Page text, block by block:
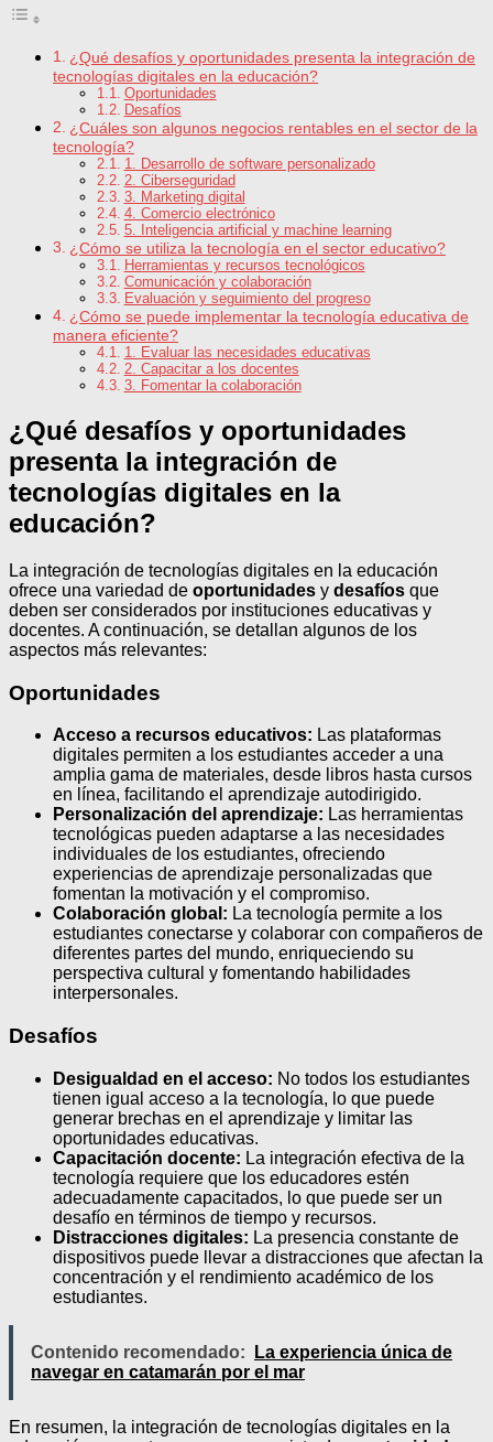
¿Qué desafíos y oportunidades presenta la integración de
tecnologías digitales en la educación?
Oportunidades
Desafíos
¿Cuáles son algunos negocios rentables en el sector de la
tecnología?
1. Desarrollo de software personalizado
2. Ciberseguridad
3. Marketing digital
4. Comercio electrónico
5. Inteligencia artificial y machine learning
¿Cómo se utiliza la tecnología en el sector educativo?
Herramientas y recursos tecnológicos
Comunicación y colaboración
Evaluación y seguimiento del progreso
¿Cómo se puede implementar la tecnología educativa de
manera eficiente?
1. Evaluar las necesidades educativas
2. Capacitar a los docentes
3. Fomentar la colaboración
¿Qué desafíos y oportunidades
presenta la integración de
tecnologías digitales en la
educación?
La integración de tecnologías digitales en la educación
ofrece una variedad de oportunidades y desafíos que
deben ser considerados por instituciones educativas y
docentes. A continuación, se detallan algunos de los
aspectos más relevantes:
Oportunidades
Acceso a recursos educativos: Las plataformas
digitales permiten a los estudiantes acceder a una
amplia gama de materiales, desde libros hasta cursos
en línea, facilitando el aprendizaje autodirigido.
Personalización del aprendizaje: Las herramientas
tecnológicas pueden adaptarse a las necesidades
individuales de los estudiantes, ofreciendo
experiencias de aprendizaje personalizadas que
fomentan la motivación y el compromiso.
Colaboración global: La tecnología permite a los
estudiantes conectarse y colaborar con compañeros de
diferentes partes del mundo, enriqueciendo su
perspectiva cultural y fomentando habilidades
interpersonales.
Desafíos
Desigualdad en el acceso: No todos los estudiantes
tienen igual acceso a la tecnología, lo que puede
generar brechas en el aprendizaje y limitar las
oportunidades educativas.
Capacitación docente: La integración efectiva de la
tecnología requiere que los educadores estén
adecuadamente capacitados, lo que puede ser un
desafío en términos de tiempo y recursos.
Distracciones digitales: La presencia constante de
dispositivos puede llevar a distracciones que afectan la
concentración y el rendimiento académico de los
estudiantes.
Contenido recomendado:
La experiencia única de
navegar en catamarán por el mar
En resumen, la integración de tecnologías digitales en la